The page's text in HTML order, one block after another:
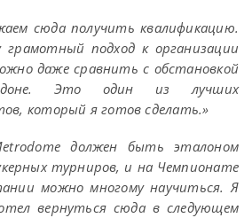
сюда получить квалификацию.
подход к организации
даже сравнить с обстановкой
Это один из лучших
который я готов сделать.»
должен быть эталоном
турниров, и на Чемпионате
можно многому научиться. Я
вернуться сюда в следующем